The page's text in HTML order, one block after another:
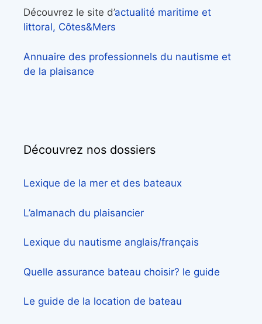
Découvrez le site d’actualité maritime et
littoral, Côtes&Mers
Annuaire des professionnels du nautisme et
de la plaisance
Découvrez nos dossiers
Lexique de la mer et des bateaux
L’almanach du plaisancier
Lexique du nautisme anglais/français
Quelle assurance bateau choisir? le guide
Le guide de la location de bateau